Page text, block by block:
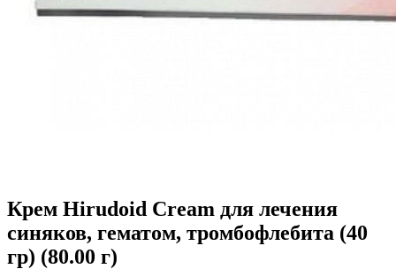
Крем Hirudoid Cream для лечения
синяков, гематом, тромбофлебита (40
гр) (80.00 г)